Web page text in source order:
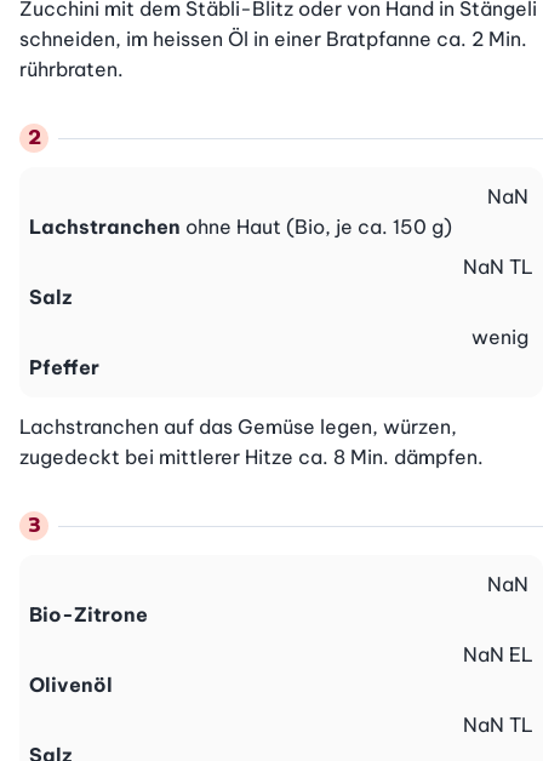
Zucchini mit dem Stäbli-Blitz oder von Hand in Stängeli
schneiden, im heissen Öl in einer Bratpfanne ca. 2 Min.
rührbraten.
Lachstranchen ohne Haut (Bio, je ca. 150 g)
NaN
Salz
NaN TL
Pfeffer
wenig
Lachstranchen auf das Gemüse legen, würzen,
zugedeckt bei mittlerer Hitze ca. 8 Min. dämpfen.
Bio-Zitrone
NaN
Olivenöl
NaN EL
Salz
NaN TL